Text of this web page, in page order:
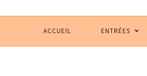
ACCUEIL ENTRÉES